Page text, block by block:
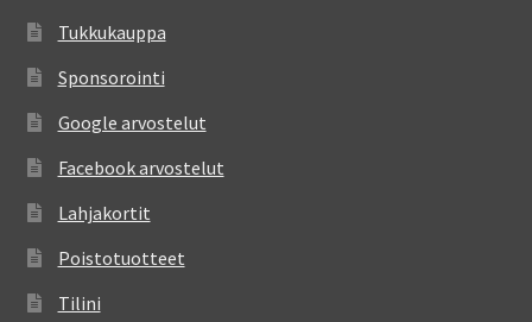
Tukkukauppa
Sponsorointi
Google arvostelut
Facebook arvostelut
Lahjakortit
Poistotuotteet
Tilini